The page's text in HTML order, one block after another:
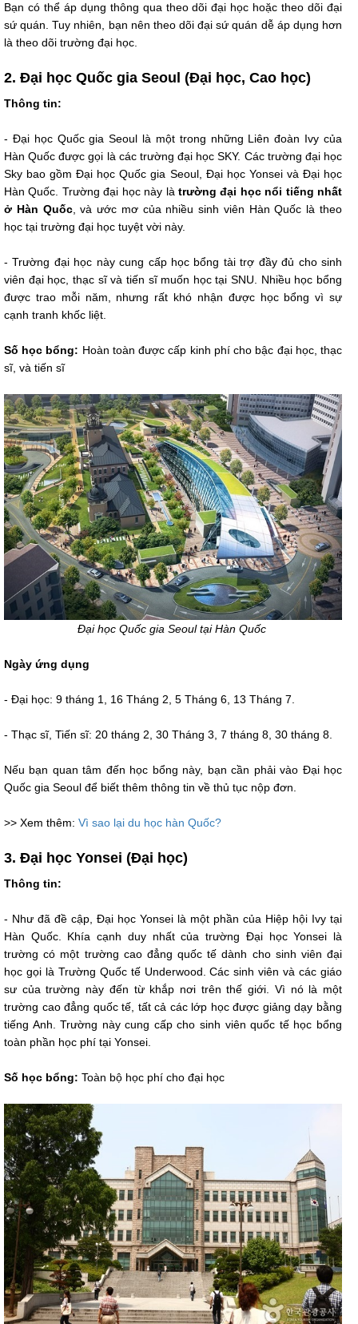
Bạn có thể áp dụng thông qua theo dõi đại học hoặc theo dõi đại
sứ quán. Tuy nhiên, bạn nên theo dõi đại sứ quán dễ áp ​​dụng hơn
là theo dõi trường đại học.
2. Đại học Quốc gia Seoul (Đại học, Cao học)
Thông tin:
- Đại học Quốc gia Seoul là một trong những Liên đoàn Ivy của
Hàn Quốc được gọi là các trường đại học SKY. Các trường đại học
Sky bao gồm Đại học Quốc gia Seoul, Đại học Yonsei và Đại học
Hàn Quốc. Trường đại học này là trường đại học nổi tiếng nhất
ở Hàn Quốc, và ước mơ của nhiều sinh viên Hàn Quốc là theo
học tại trường đại học tuyệt vời này.
- Trường đại học này cung cấp học bổng tài trợ đầy đủ cho sinh
viên đại học, thạc sĩ và tiến sĩ muốn học tại SNU. Nhiều học bổng
được trao mỗi năm, nhưng rất khó nhận được học bổng vì sự
cạnh tranh khốc liệt.
Số học bổng: Hoàn toàn được cấp kinh phí cho bậc đại học, thạc
sĩ, và tiến sĩ
Đại học Quốc gia Seoul tại Hàn Quốc
Ngày ứng dụng
- Đại học: 9 tháng 1, 16 Tháng 2, 5 Tháng 6, 13 Tháng 7.
- Thạc sĩ, Tiến sĩ: 20 tháng 2, 30 Tháng 3, 7 tháng 8, 30 tháng 8.
Nếu bạn quan tâm đến học bổng này, bạn cần phải vào Đại học
Quốc gia Seoul để biết thêm thông tin về thủ tục nộp đơn.
>> Xem thêm: Vì sao lại du học hàn Quốc?
3. Đại học Yonsei (Đại học)
Thông tin:
- Như đã đề cập, Đại học Yonsei là một phần của Hiệp hội Ivy tại
Hàn Quốc. Khía cạnh duy nhất của trường Đại học Yonsei là
trường có một trường cao đẳng quốc tế dành cho sinh viên đại
học gọi là Trường Quốc tế Underwood. Các sinh viên và các giáo
sư của trường này đến từ khắp nơi trên thế giới. Vì nó là một
trường cao đẳng quốc tế, tất cả các lớp học được giảng dạy bằng
tiếng Anh. Trường này cung cấp cho sinh viên quốc tế học bổng
toàn phần học phí tại Yonsei.
Số học bổng: Toàn bộ học phí cho đại học